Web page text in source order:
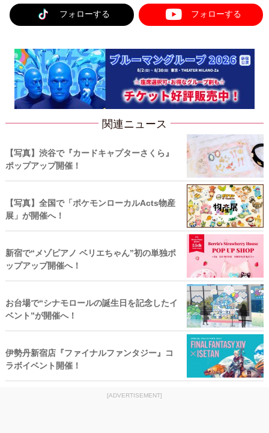
フォローする フォローする
関連ニュース
【写真】渋谷で『カードキャプターさくら』
ポップアップ開催！
【写真】全国で「ポケモンローカルActs物産
展」が開催へ！
新宿で“メゾピアノ ベリエちゃん”初の単独ポ
ップアップ開催へ！
お台場で“シナモロールの誕生日を記念したイ
ベント”が開催へ！
伊勢丹新宿店『ファイナルファンタジー』コ
ラボイベント開催！
[ADVERTISEMENT]